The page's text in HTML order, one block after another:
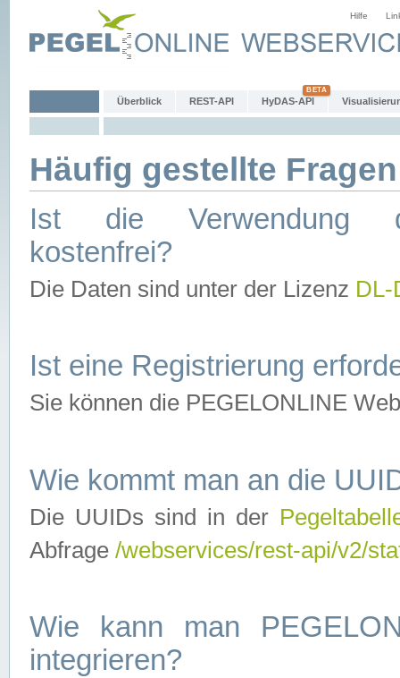
Hilfe
Überblick REST-API HyDAS-API
Häufig gestellte
Ist die Verwendung
kostenfrei?
Die Daten sind unter der Lizenz
Ist eine Registrierung
Sie können die PEGELONLINE
Wie kommt man an die
Die UUIDs sind in der
Abfrage /webservices/rest-api/v2/
Wie kann man
integrieren?